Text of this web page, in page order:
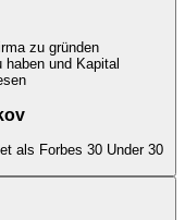
zu gründen
und Kapital
als Forbes 30 Under 30